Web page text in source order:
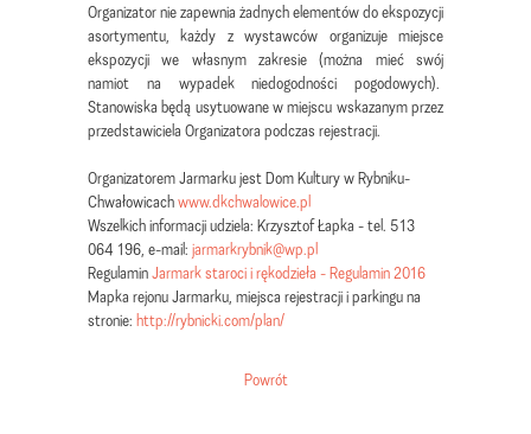
Organizator nie zapewnia żadnych elementów do ekspozycji
asortymentu, każdy z wystawców organizuje miejsce
ekspozycji we własnym zakresie (można mieć swój
namiot na wypadek niedogodności pogodowych).
Stanowiska będą usytuowane w miejscu wskazanym przez
przedstawiciela Organizatora podczas rejestracji.
Organizatorem Jarmarku jest Dom Kultury w Rybniku-
Chwałowicachwww.dkchwalowice.pl
Wszelkich informacji udziela: Krzysztof Łapka - tel. 513
064 196, e-mail: jarmarkrybnik@wp.pl
RegulaminJarmark staroci i rękodzieła - Regulamin 2016
Mapka rejonu Jarmarku, miejsca rejestracji i parkingu na
stronie: http://rybnicki.com/plan/
Powrót